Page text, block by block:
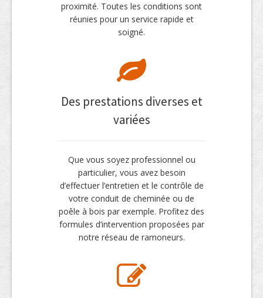
proximité. Toutes les conditions sont
réunies pour un service rapide et
soigné.
Des prestations diverses et
variées
Que vous soyez professionnel ou
particulier, vous avez besoin
d’effectuer l’entretien et le contrôle de
votre conduit de cheminée ou de
poêle à bois par exemple. Profitez des
formules d’intervention proposées par
notre réseau de ramoneurs.